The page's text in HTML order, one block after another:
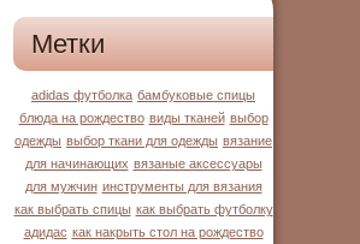
Метки
adidas футболка бамбуковые спицы
блюда на рождество виды тканей выбор
одежды выбор ткани для одежды вязание
для начинающих вязаные аксессуары
для мужчин инструменты для вязания
как выбрать спицы как выбрать футболку
адидас как накрыть стол на рождество